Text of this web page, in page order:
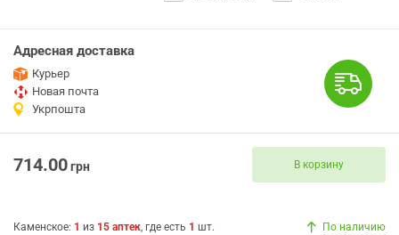
Адресная доставка
Курьер
Новая почта
Укрпошта
714.00грн В корзину
Каменское: 1 из 15 аптек, где есть 1 шт. По наличию